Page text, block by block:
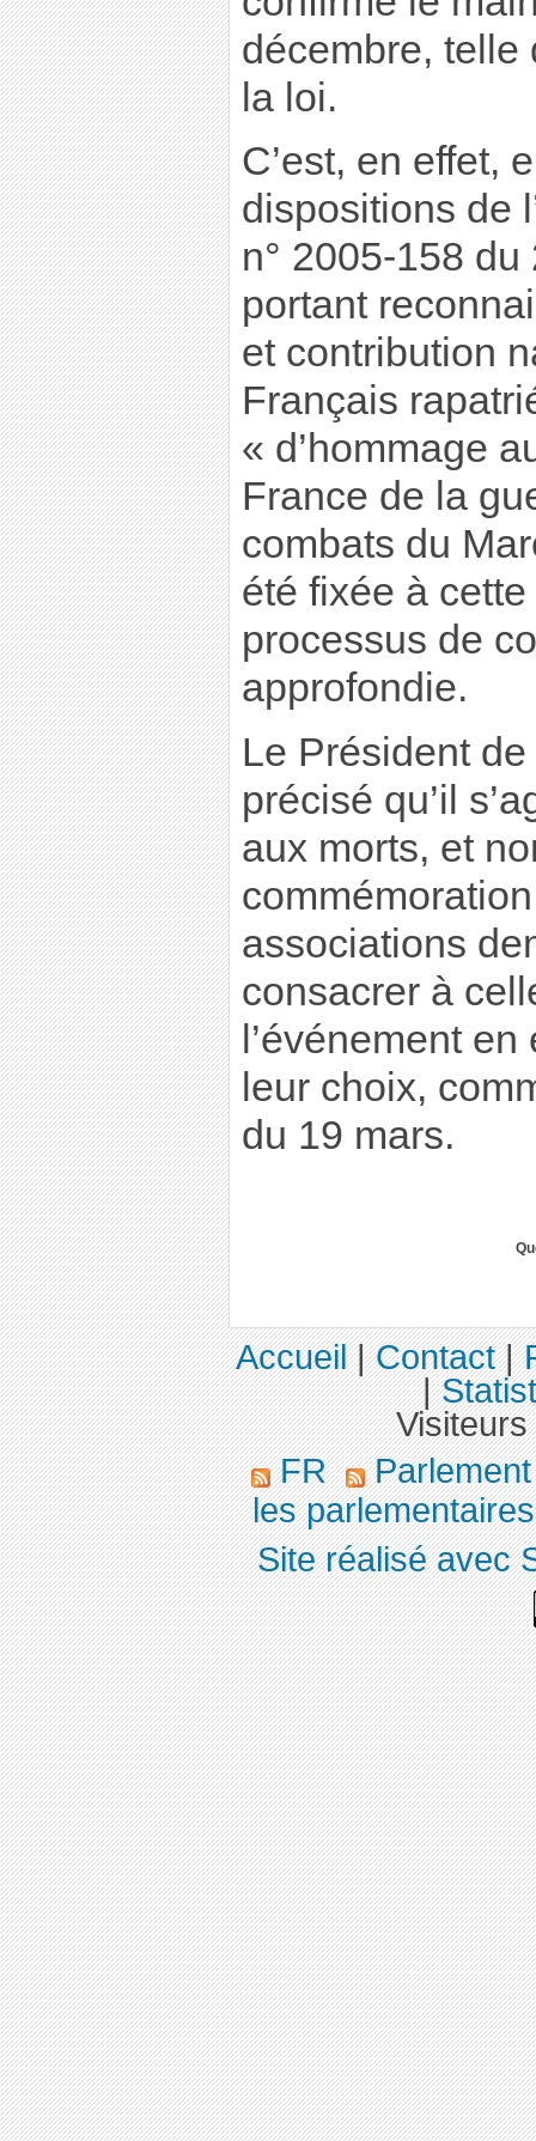
décembre, telle
la loi.
C’est, en effet,
dispositions de
n° 2005-158
portant
et contribution
Français
« d’hommage
France de la
combats du
été fixée à cette
processus de
approfondie.
Le Président
précisé qu’il
aux morts, et
associations
consacrer à
l’événement
leur choix,
du 19 mars.
Accueil|Contact|
|
FR
les
Site réalisé avec